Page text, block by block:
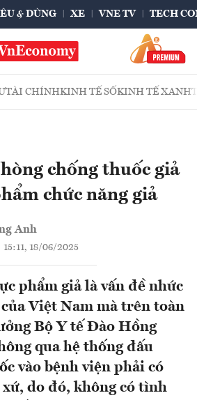
& DÙNG XE VNE TV TECH
TÀI CHÍNHKINH TẾ SỐKINH TẾ XANH
chống thuốc giả
chức năng giả
Anh
15:11, 18/06/2025
phẩm giả là vấn đề nhức
Việt Nam mà trên toàn
Bộ Y tế Đào Hồng
qua hệ thống đấu
vào bệnh viện phải có
do đó, không có tình